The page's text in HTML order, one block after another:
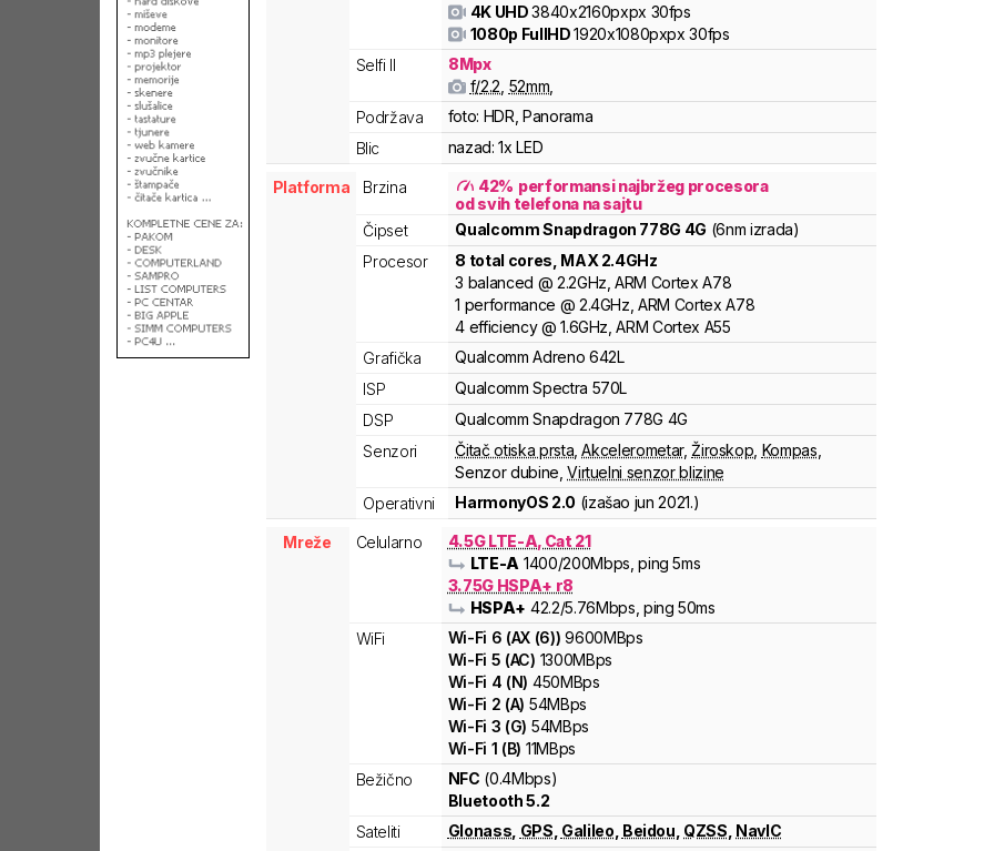
4K UHD 3840x2160pxpx 30fps
1080p FullHD1920x1080pxpx30fps
Selfi II
8Mpx
f/2.2 52mm
Podržava
foto: HDR, Panorama
Blic
nazad: 1x LED
Platforma Brzina 42% performansi najbržeg procesora
od svih telefona na sajtu
Čipset
QualcommSnapdragon 778G 4G (6nm izrada)
Procesor
8 total cores , MAX 2.4GHz
3 balanced @ 2.2GHz,ARM Cortex A78
1 performance @ 2.4GHz,ARM Cortex A78
4 efficiency @ 1.6GHz,ARM Cortex A55
Grafička
Qualcomm Adreno 642L
ISP
Qualcomm Spectra 570L
DSP
Qualcomm Snapdragon 778G 4G
Senzori
Čitač otiska prsta ,Akcelerometar,Žiroskop Kompas
Senzor dubine ,Virtuelni senzor blizine
Operativni
HarmonyOS 2.0 (izašao jun 2021.)
Mreže Celularno
4.5G LTE-A, Cat 21
LTE-A 1400/200Mbps , ping 5ms
3.75G HSPA+ r8
HSPA+ 42.2/5.76Mbps , ping 50ms
WiFi
Wi-Fi 6 (AX (6)) 9600MBps
Wi-Fi 5 (AC) 1300MBps
Wi-Fi 4 (N) 450MBps
Wi-Fi 2 (A) 54MBps
Wi-Fi 3 (G) 54MBps
Wi-Fi 1 (B) 11MBps
Bežično
NFC (0.4Mbps)
Bluetooth 5.2
Sateliti
Glonass GPS Galileo Beidou QZSS NavIC